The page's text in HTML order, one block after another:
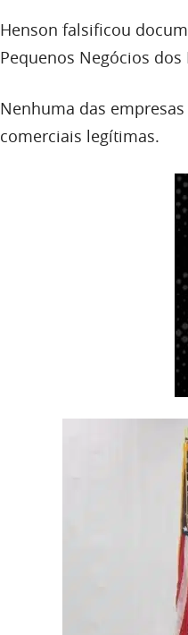
Henson falsificou
Pequenos Negócios dos
Nenhuma das
comerciais legítimas.